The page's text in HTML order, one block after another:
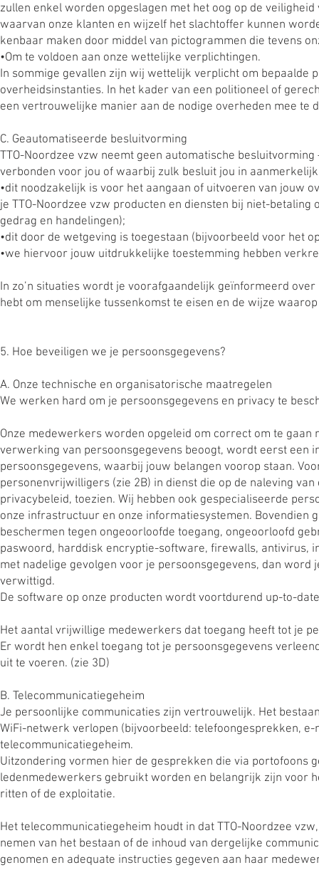
zullen enkel worden opgeslagen met het oog op de
waarvan onze klanten en wijzelf het slachtoffer kunnen
kenbaar maken door middel van pictogrammen die tevens
•Om te voldoen aan onze wettelijke verplichtingen.
In sommige gevallen zijn wij wettelijk verplicht om bepaalde
overheidsinstanties. In het kader van een politioneel of
een vertrouwelijke manier aan de nodige overheden mee te
C. Geautomatiseerde besluitvorming
TTO-Noordzee vzw neemt geen automatische
verbonden voor jou of waarbij zulk besluit jou in
•dit noodzakelijk is voor het aangaan of uitvoeren van jouw
je TTO-Noordzee vzw producten en diensten bij niet-
gedrag en handelingen);
•dit door de wetgeving is toegestaan (bijvoorbeeld voor het
•we hiervoor jouw uitdrukkelijke toestemming hebben
In zo’n situaties wordt je voorafgaandelijk geïnformeerd
hebt om menselijke tussenkomst te eisen en de wijze
5. Hoe beveiligen we je persoonsgegevens?
A. Onze technische en organisatorische maatregelen
We werken hard om je persoonsgegevens en privacy te
Onze medewerkers worden opgeleid om correct om te
verwerking van persoonsgegevens beoogt, wordt eerst een
persoonsgegevens, waarbij jouw belangen voorop staan.
personenvrijwilligers (zie 2B) in dienst die op de naleving
privacybeleid, toezien. Wij hebben ook gespecialiseerde
onze infrastructuur en onze informatiesystemen.
beschermen tegen ongeoorloofde toegang, ongeoorloofd
paswoord, harddisk encryptie-software, firewalls, antivirus,
met nadelige gevolgen voor je persoonsgegevens, dan
verwittigd.
De software op onze producten wordt voortdurend up-to-
Het aantal vrijwillige medewerkers dat toegang heeft tot je
Er wordt hen enkel toegang tot je persoonsgegevens
uit te voeren. (zie 3D)
B. Telecommunicatiegeheim
Je persoonlijke communicaties zijn vertrouwelijk. Het
WiFi-netwerk verlopen (bijvoorbeeld: telefoongesprekken,
telecommunicatiegeheim.
Uitzondering vormen hier de gesprekken die via portofoons
ledenmedewerkers gebruikt worden en belangrijk zijn voor
ritten of de exploitatie.
Het telecommunicatiegeheim houdt in dat TTO-Noordzee
nemen van het bestaan of de inhoud van dergelijke
genomen en adequate instructies gegeven aan haar